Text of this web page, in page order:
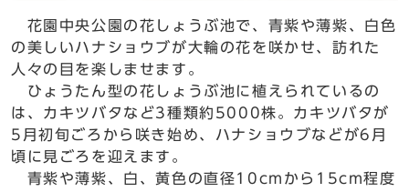
花園中央公園の花しょうぶ池で、青紫や薄紫、白色
の美しいハナショウブが大輪の花を咲かせ、訪れた
人々の目を楽しませます。
ひょうたん型の花しょうぶ池に植えられているの
は、カキツバタなど3種類約5000株。カキツバタが
5月初旬ごろから咲き始め、ハナショウブなどが6月
頃に見ごろを迎えます。
青紫や薄紫、白、黄色の直径10cmから15cm程度